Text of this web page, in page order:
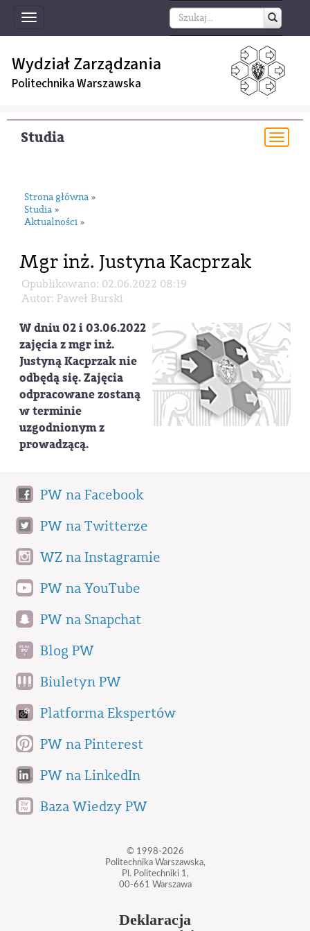
Toggle
navigation
Wydział Zarządzania
Politechnika Warszawska
Studia
Strona główna »
Studia »
Aktualności »
Mgr inż. Justyna Kacprzak
Opublikowano: 02.06.2022 08:19
Autor: Paweł Burski
W dniu 02 i 03.06.2022
zajęcia z mgr inż.
Justyną Kacprzak nie
odbędą się. Zajęcia
odpracowane zostaną
w terminie
uzgodnionym z
prowadzącą.
PW na Facebook
PW na Twitterze
WZ na Instagramie
PW na YouTube
PW na Snapchat
Blog PW
Biuletyn PW
Platforma Ekspertów
PW na Pinterest
PW na LinkedIn
Baza Wiedzy PW
© 1998-2026
Politechnika Warszawska,
Pl. Politechniki 1,
00-661 Warszawa
Deklaracja